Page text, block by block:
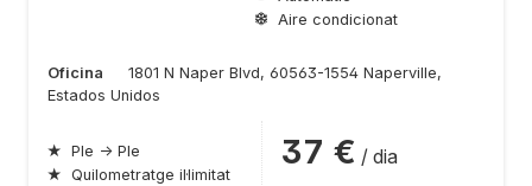
Aire condicionat
Oficina
1801 N Naper Blvd, 60563-1554 Naperville,
Estados Unidos
★ Ple → Ple
★ Quilometratge il·limitat
37 € / dia